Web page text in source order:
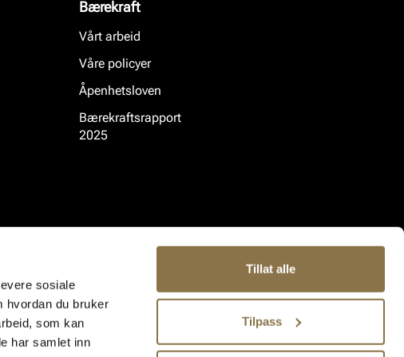
sosiale
hvordan du bruker
som kan
har samlet inn
Tillat alle
Tilpass
Bærekraft
Vårt arbeid
Våre policyer
Åpenhetsloven
Bærekraftsrapport
2025